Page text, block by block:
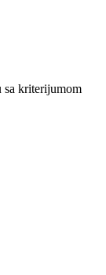
sa kriterijumom